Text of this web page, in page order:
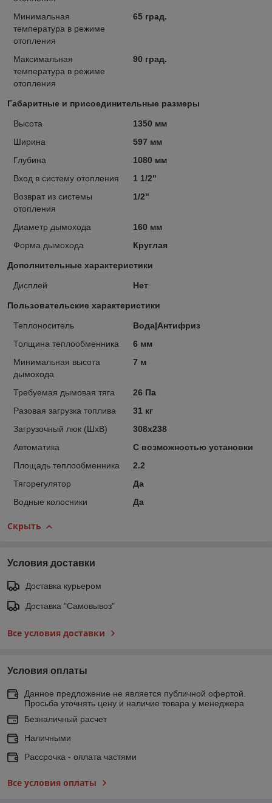
Минимальная
температура в режиме
отопления
65 град.
Максимальная
температура в режиме
отопления
90 град.
Габаритные и присоединительные размеры
Высота
1350 мм
Ширина
597 мм
Глубина
1080 мм
Вход в систему отопления
1 1/2"
Возврат из системы
отопления
1/2"
Диаметр дымохода
160 мм
Форма дымохода
Круглая
Дополнительные характеристики
Дисплей Нет
Пользовательские характеристики
Теплоноситель
Вода|Антифриз
Толщина теплообменника
6 мм
Минимальная высота
дымохода
7 м
Требуемая дымовая тяга
26 Па
Разовая загрузка топлива
31 кг
Загрузочный люк (ШxВ)
308х238
Автоматика
С возможностью установки
Площадь теплообменника
2.2
Тягорегулятор
Да
Водные колосники
Да
Скрыть
Условия доставки
Доставка курьером
Доставка "Самовывоз"
Все условия доставки
Условия оплаты
Данное предложение не является публичной офертой.
Просьба уточнять цену и наличие товара у менеджера
Безналичный расчет
Наличными
Рассрочка - оплата частями
Все условия оплаты